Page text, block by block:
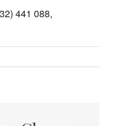
441 088,